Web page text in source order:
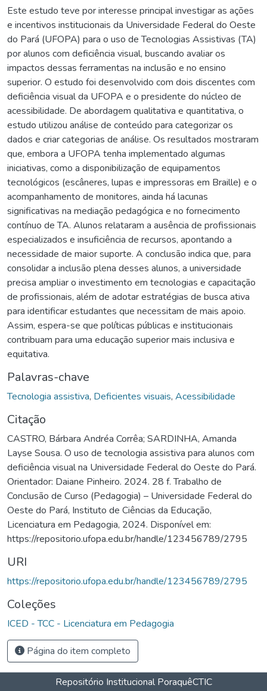
Este estudo teve por interesse principal investigar as ações
e incentivos institucionais da Universidade Federal do Oeste
do Pará (UFOPA) para o uso de Tecnologias Assistivas (TA)
por alunos com deficiência visual, buscando avaliar os
impactos dessas ferramentas na inclusão e no ensino
superior. O estudo foi desenvolvido com dois discentes com
deficiência visual da UFOPA e o presidente do núcleo de
acessibilidade. De abordagem qualitativa e quantitativa, o
estudo utilizou análise de conteúdo para categorizar os
dados e criar categorias de análise. Os resultados mostraram
que, embora a UFOPA tenha implementado algumas
iniciativas, como a disponibilização de equipamentos
tecnológicos (escâneres, lupas e impressoras em Braille) e o
acompanhamento de monitores, ainda há lacunas
significativas na mediação pedagógica e no fornecimento
contínuo de TA. Alunos relataram a ausência de profissionais
especializados e insuficiência de recursos, apontando a
necessidade de maior suporte. A conclusão indica que, para
consolidar a inclusão plena desses alunos, a universidade
precisa ampliar o investimento em tecnologias e capacitação
de profissionais, além de adotar estratégias de busca ativa
para identificar estudantes que necessitam de mais apoio.
Assim, espera-se que políticas públicas e institucionais
contribuam para uma educação superior mais inclusiva e
equitativa.
Palavras-chave
Tecnologia assistiva, Deficientes visuais, Acessibilidade
Citação
CASTRO, Bárbara Andréa Corrêa; SARDINHA, Amanda
Layse Sousa. O uso de tecnologia assistiva para alunos com
deficiência visual na Universidade Federal do Oeste do Pará.
Orientador: Daiane Pinheiro. 2024. 28 f. Trabalho de
Conclusão de Curso (Pedagogia) – Universidade Federal do
Oeste do Pará, Instituto de Ciências da Educação,
Licenciatura em Pedagogia, 2024. Disponível em:
https://repositorio.ufopa.edu.br/handle/123456789/2795
URI
https://repositorio.ufopa.edu.br/handle/123456789/2795
Coleções
ICED - TCC - Licenciatura em Pedagogia
Página do item completo
Repositório Institucional PoraquêCTIC